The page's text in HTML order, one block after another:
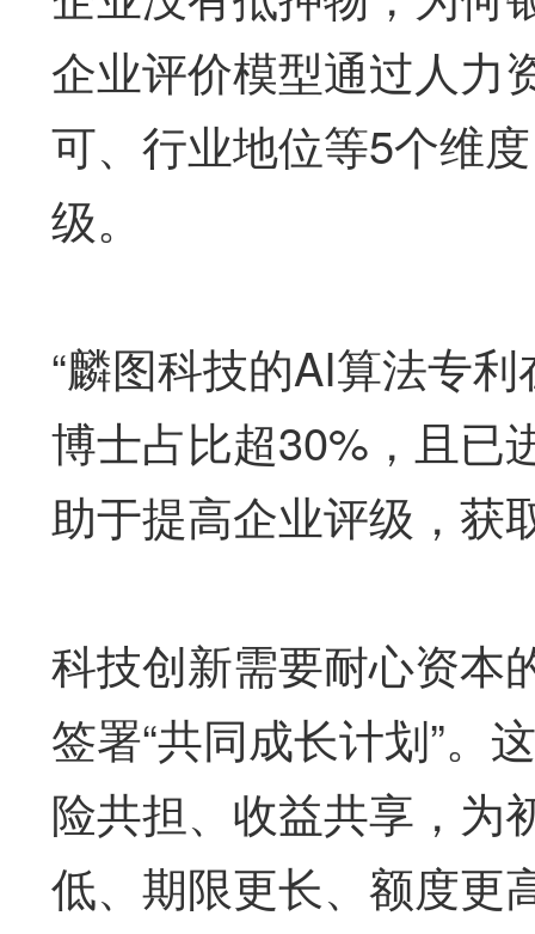
企业评价模型通过人力
可、行业地位等5个维
级。
“麟图科技的AI算法专
博士占比超30%，且已
助于提高企业评级，获
科技创新需要耐心资本
签署“共同成长计划”。
险共担、收益共享，为
低、期限更长、额度更